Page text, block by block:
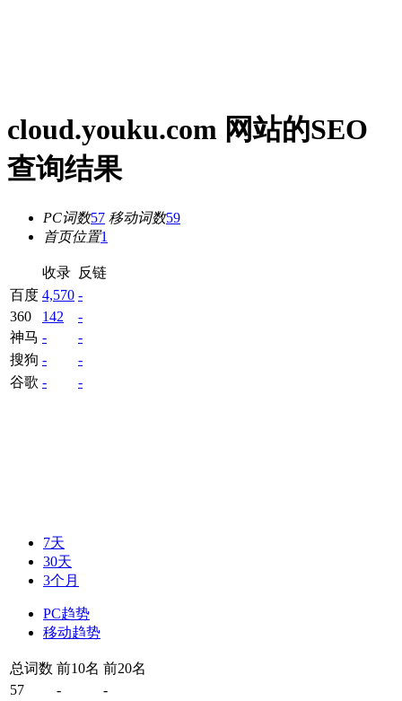
cloud.youku.com 网站的SEO
查询结果
PC词数57 移动词数59
首页位置1
收录 反链
百度 4,570 -
360
142
-
神马 -
-
搜狗 -
-
谷歌 - -
7天
30天
3个月
PC趋势
移动趋势
总词数 前10名 前20名
57
- -